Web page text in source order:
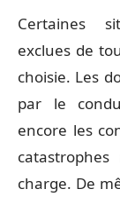
Certaines
exclues de
choisie. Les
par le
encore les
charge. De